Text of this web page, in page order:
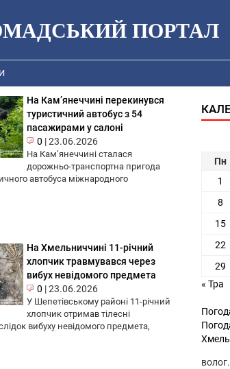
ПОРТАЛ
На Камʼянеччині перекинувся
туристичний автобус з 54
пасажирами у салоні
0 |23.06.2026
На Кам’янеччині сталася
дорожньо-транспортна пригода
автобуса міжнародного
На Хмельниччині 11-річний
хлопчик травмувався через
вибух невідомого предмета
0 |23.06.2026
У Шепетівському районі 11-річний
хлопчик отримав тілесні
вибуху невідомого предмета,
Пн
1
8
15
22
29
« Тра